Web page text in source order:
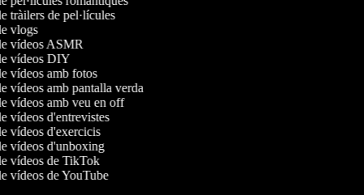
tràilers de pel·lícules
vlogs
vídeos ASMR
vídeos DIY
vídeos amb fotos
vídeos amb pantalla verda
vídeos amb veu en off
vídeos d'entrevistes
vídeos d'exercicis
vídeos d'unboxing
vídeos de TikTok
vídeos de YouTube